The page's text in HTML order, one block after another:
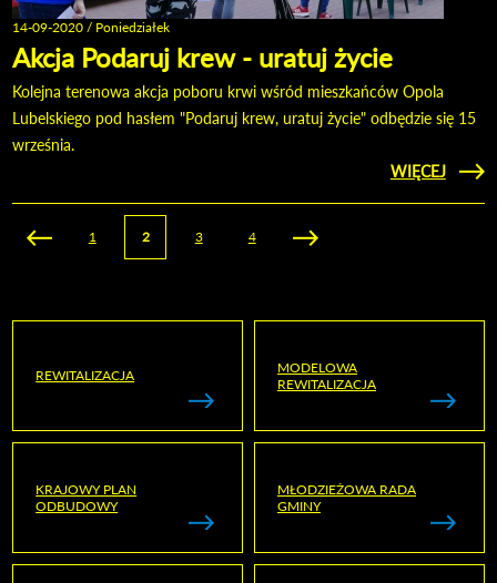
14-09-2020 / Poniedziałek
Akcja Podaruj krew - uratuj życie
Kolejna terenowa akcja poboru krwi wśród mieszkańców Opola
Lubelskiego pod hasłem "Podaruj krew, uratuj życie" odbędzie się 15
września.
CZYTAJ
WIĘCEJ
O
Strony 1 2 3 4
REWITALIZACJA
MODELOWA
REWITALIZACJA
KRAJOWY PLAN
ODBUDOWY
MŁODZIEŻOWA RADA
GMINY